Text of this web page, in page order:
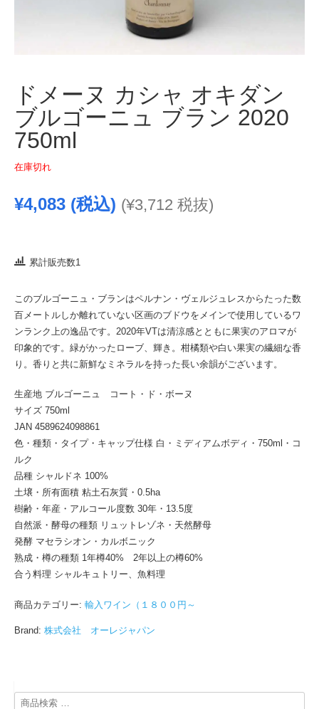
ドメーヌ カシャ オキダン
ブルゴーニュ ブラン 2020
750ml
在庫切れ
¥4,083 (税込) (¥3,712 税抜)
累計販売数1
このブルゴーニュ・ブランはペルナン・ヴェルジュレスからたった数
百メートルしか離れていない区画のブドウをメインで使用しているワ
ンランク上の逸品です。2020年VTは清涼感とともに果実のアロマが
印象的です。緑がかったローブ、輝き。柑橘類や白い果実の繊細な香
り。香りと共に新鮮なミネラルを持った長い余韻がございます。
生産地 ブルゴーニュ コート・ド・ボーヌ
サイズ 750ml
JAN 4589624098861
色・種類・タイプ・キャップ仕様 白・ミディアムボディ・750ml・コ
ルク
品種 シャルドネ 100%
土壌・所有面積 粘土石灰質・0.5ha
樹齢・年産・アルコール度数 30年・13.5度
自然派・酵母の種類 リュットレゾネ・天然酵母
発酵 マセラシオン・カルボニック
熟成・樽の種類 1年樽40% 2年以上の樽60%
合う料理 シャルキュトリー、魚料理
商品カテゴリー: 輸入ワイン（１８００円～
Brand: 株式会社 オーレジャパン
検